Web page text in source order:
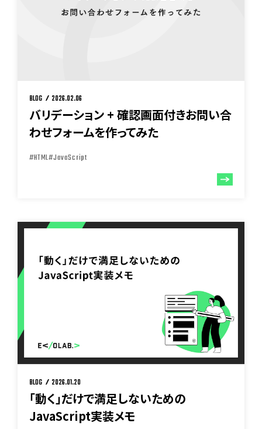
BLOG 2026.02.06
バリデーション + 確認画面付きお問い合
わせフォームを作ってみた
#HTML#JavaScript
BLOG 2026.01.20
「動く」だけで満足しないための
JavaScript実装メモ